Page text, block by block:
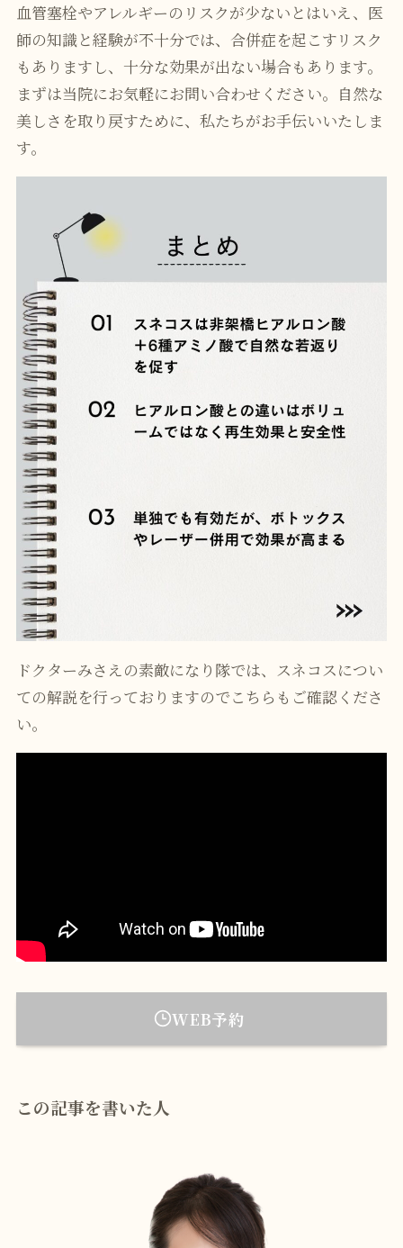
血管塞栓やアレルギーのリスクが少ないとはいえ、医
師の知識と経験が不十分では、合併症を起こすリスク
もありますし、十分な効果が出ない場合もあります。
まずは当院にお気軽にお問い合わせください。自然な
美しさを取り戻すために、私たちがお手伝いいたしま
す。
ドクターみさえの素敵になり隊では、スネコスについ
ての解説を行っておりますのでこちらもご確認くださ
い。
WEB予約
この記事を書いた人